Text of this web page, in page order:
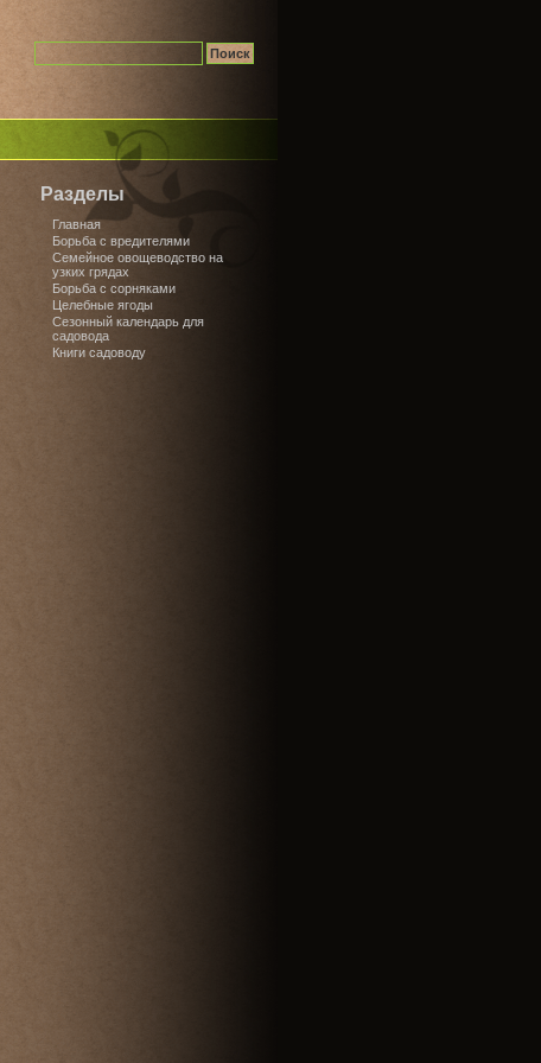
Разделы
Главная
Борьба с вредителями
Семейное овощеводство на
узких грядах
Борьба с сорняками
Целебные ягоды
Сезонный календарь для
садовода
Книги садоводу